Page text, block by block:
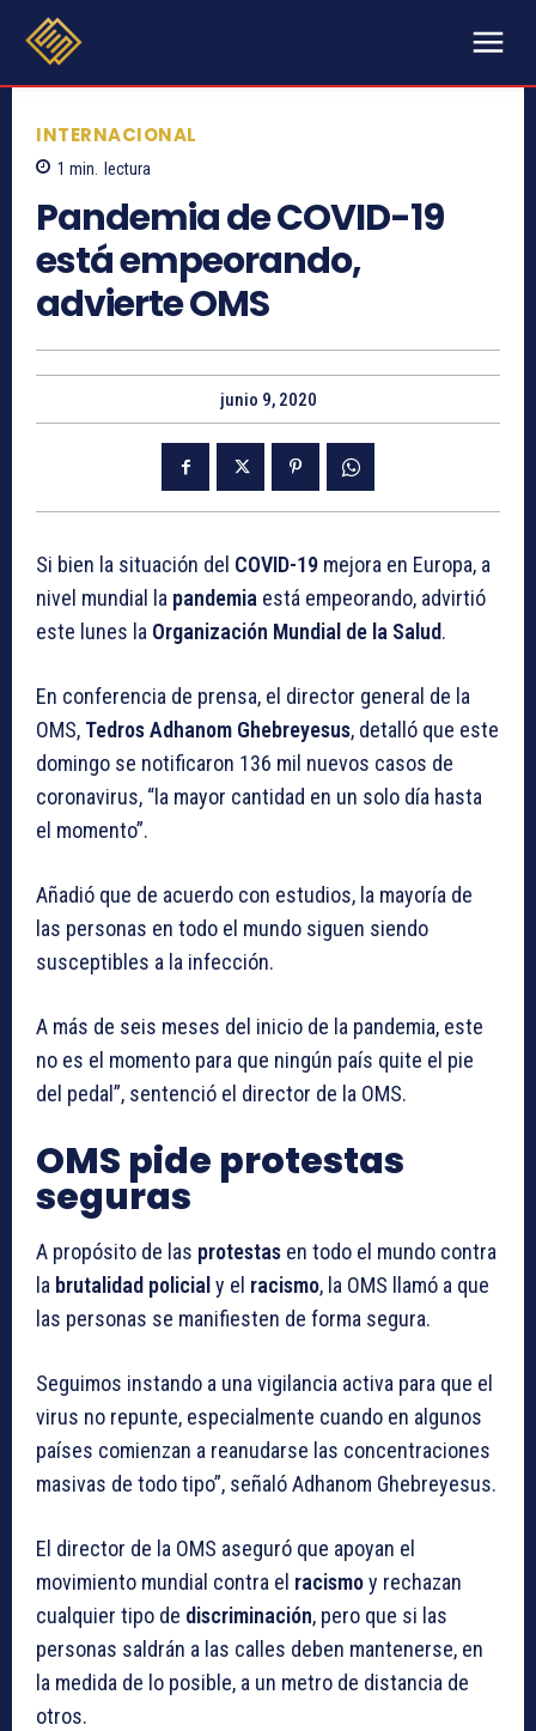
INTERNACIONAL
1 min. lectura
Pandemia de COVID-19
está empeorando,
advierte OMS
junio 9, 2020
Si bien la situación del COVID-19 mejora en Europa, a
nivel mundial la pandemia está empeorando, advirtió
este lunes la Organización Mundial de la Salud.
En conferencia de prensa, el director general de la
OMS, Tedros Adhanom Ghebreyesus, detalló que este
domingo se notificaron 136 mil nuevos casos de
coronavirus, “la mayor cantidad en un solo día hasta
el momento”.
Añadió que de acuerdo con estudios, la mayoría de
las personas en todo el mundo siguen siendo
susceptibles a la infección.
A más de seis meses del inicio de la pandemia, este
no es el momento para que ningún país quite el pie
del pedal”, sentenció el director de la OMS.
OMS pide protestas
seguras
A propósito de las protestas en todo el mundo contra
la brutalidad policial y el racismo, la OMS llamó a que
las personas se manifiesten de forma segura.
Seguimos instando a una vigilancia activa para que el
virus no repunte, especialmente cuando en algunos
países comienzan a reanudarse las concentraciones
masivas de todo tipo”, señaló Adhanom Ghebreyesus.
El director de la OMS aseguró que apoyan el
movimiento mundial contra el racismoy rechazan
cualquier tipo de discriminación, pero que si las
personas saldrán a las calles deben mantenerse, en
la medida de lo posible, a un metro de distancia de
otros.